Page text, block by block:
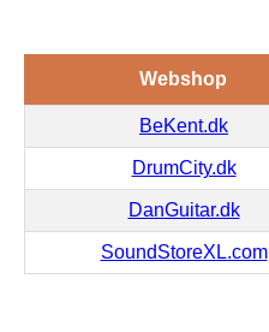
Webshop
BeKent.dk
DrumCity.dk
DanGuitar.dk
SoundStoreXL.com